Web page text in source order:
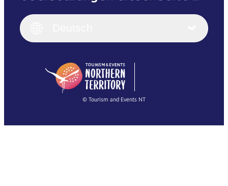
English
(Singapore)
Français
Italiano
繁體中文
© Tourism and Events NT